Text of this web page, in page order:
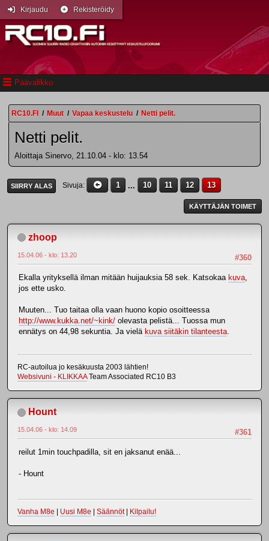
Päävalikko
Kirjaudu Rekisteröidy
RC10.FI / Muut / Vapaa keskustelu / Netti pelit.
Netti pelit.
Aloittaja Sinervo, 21.10.04 - klo: 13.54
SIIRRY ALAS Sivuja 1 ... 10 11 12 13
KÄYTTÄJÄN TOIMET
zhoop
#360
15.04.06 - klo: 13.20
Ekalla yrityksellä ilman mitään huijauksia 58 sek. Katsokaa kuva
jos ette usko.
Muuten... Tuo taitaa olla vaan huono kopio osoitteessa
http://www.kukka.net/~kink/ olevasta pelistä... Tuossa mun
ennätys on 44,98 sekuntia. Ja vielä kuva siitäkin tilanteesta
RC-autoilua jo kesäkuusta 2003 lähtien!
Websivuni - KLIKKAATeam Associated RC10 B3
Hount
#361
15.04.06 - klo: 14.09
reilut 1min touchpadilla, sit en jaksanut enää...
- Hount
Vanha M8e Uusi M8e Säännöt| Kilpailu!